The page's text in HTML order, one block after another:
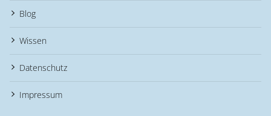
Blog
Wissen
Datenschutz
Impressum